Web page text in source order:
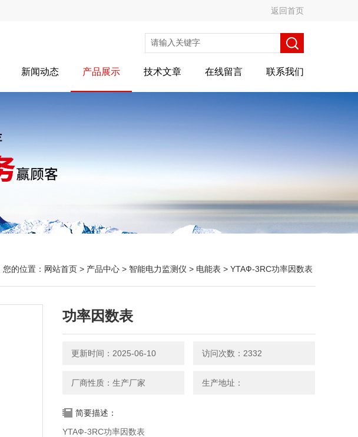
返回首页
新闻动态 产品展示 技术文章 在线留言 联系我们
您的位置： 网站首页 > 产品中心 > 智能电力监测仪 > 电能表 > YTAФ-3RC功率因数表
功率因数表
更新时间：2025-06-10 访问次数：2332
厂商性质：生产厂家 生产地址：
简要描述：
YTAФ-3RC功率因数表